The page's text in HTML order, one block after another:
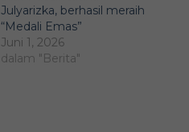
Julyarizka, berhasil meraih
“Medali Emas”
Juni 1, 2026
dalam "Berita"